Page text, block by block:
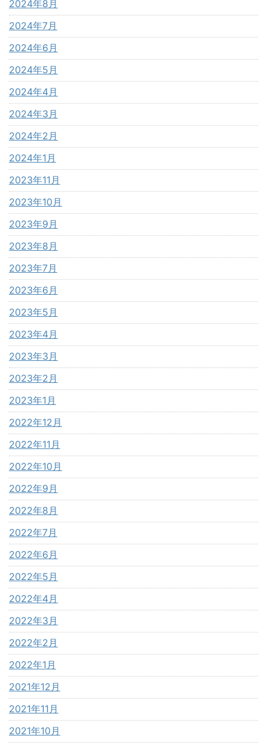
2024年8月
2024年7月
2024年6月
2024年5月
2024年4月
2024年3月
2024年2月
2024年1月
2023年11月
2023年10月
2023年9月
2023年8月
2023年7月
2023年6月
2023年5月
2023年4月
2023年3月
2023年2月
2023年1月
2022年12月
2022年11月
2022年10月
2022年9月
2022年8月
2022年7月
2022年6月
2022年5月
2022年4月
2022年3月
2022年2月
2022年1月
2021年12月
2021年11月
2021年10月